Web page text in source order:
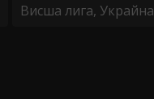
Висша лига, Украйна